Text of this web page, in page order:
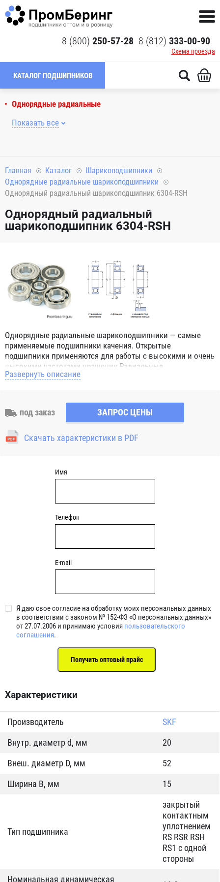
8 (800) 250-57-28 8 (812) 333-00-90
Схема проезда
КАТАЛОГ ПОДШИПНИКОВ
Однорядные радиальные
Показать все
Главная Каталог
Шарикоподшипники
Однорядные радиальные шарикоподшипники
Однорядный радиальный шарикоподшипник 6304-RSH
Однорядный радиальный
шарикоподшипник 6304-RSH
Однорядные радиальные шарикоподшипники — самые
применяемые подшипники качения. Открытые
подшипники применяются для работы с высокими и очень
высокими частотами вращения.Радиальные
шарикоподшипники обозначением 2Z ZZ с обеих сторон
обозначением 2RS 2RS1 2RSH 2RSR имеют с обеих сторон
контактные уплотнения из бутадиен-нитрильного каучука
(NBR) и пригодны для средних частот вращения. Также
поставляются подшипники с бесконтактными
Развернуть описание
под заказ ЗАПРОС ЦЕНЫ
Скачать характеристики в PDF
Имя
Телефон
E-mail
Я даю свое согласие на обработку моих персональных данных
в соответствии с законом № 152-ФЗ «О персональных данных»
от 27.07.2006 и принимаю условия пользовательского
соглашения.
Характеристики
Производитель
SKF
Внутр. диаметр d, мм
20
Внеш. диаметр D, мм
52
Ширина B, мм
15
Тип подшипника
закрытый
контактным
уплотнением
RS RSR RSH
RS1 с одной
стороны
Номинальная динамическая